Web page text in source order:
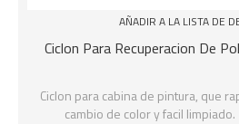
AÑADIR A LA LISTA DE
Ciclon Para Recuperacion De
Ciclon para cabina de pintura, que
cambio de color y facil limpiado.